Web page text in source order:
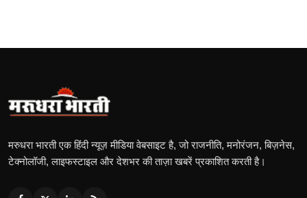
मरुधरा भारती एक हिंदी न्यूज़ मीडिया वेबसाइट है, जो राजनीति, मनोरंजन, बिज़नेस,
टेक्नोलॉजी, लाइफस्टाइल और देशभर की ताज़ा खबरें प्रकाशित करती है।